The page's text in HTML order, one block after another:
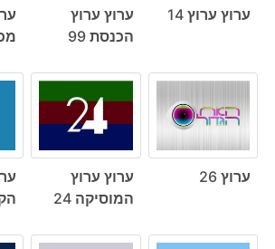
ערוץ ערוץ 14
ערוץ ערוץ
הכנסת 99
ערוץ 26
ערוץ ערוץ
המוסיקה 24